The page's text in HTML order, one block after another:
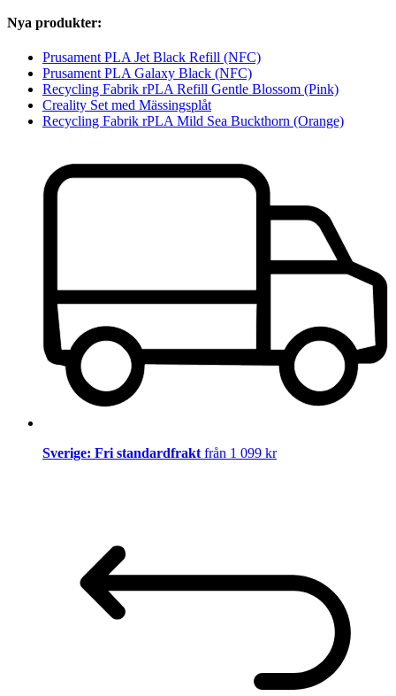
Nya produkter:
Prusament PLA Jet Black Refill (NFC)
Prusament PLA Galaxy Black (NFC)
Recycling Fabrik rPLA Refill Gentle Blossom (Pink)
Creality Set med Mässingsplåt
Recycling Fabrik rPLA Mild Sea Buckthorn (Orange)
Sverige: Fri standardfrakt från 1 099 kr